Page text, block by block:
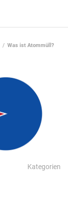
Was ist Atommüll?
Kategorien